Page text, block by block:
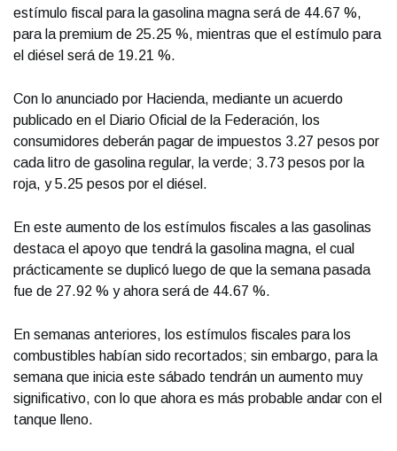
estímulo fiscal para la gasolina magna será de 44.67 %,
para la premium de 25.25 %, mientras que el estímulo para
el diésel será de 19.21 %.
Con lo anunciado por Hacienda, mediante un acuerdo
publicado en el Diario Oficial de la Federación, los
consumidores deberán pagar de impuestos 3.27 pesos por
cada litro de gasolina regular, la verde; 3.73 pesos por la
roja, y 5.25 pesos por el diésel.
En este aumento de los estímulos fiscales a las gasolinas
destaca el apoyo que tendrá la gasolina magna, el cual
prácticamente se duplicó luego de que la semana pasada
fue de 27.92 % y ahora será de 44.67 %.
En semanas anteriores, los estímulos fiscales para los
combustibles habían sido recortados; sin embargo, para la
semana que inicia este sábado tendrán un aumento muy
significativo, con lo que ahora es más probable andar con el
tanque lleno.